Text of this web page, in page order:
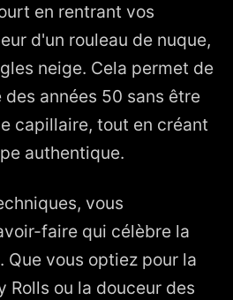
en rentrant vos
d'un rouleau de nuque,
neige. Cela permet de
années 50 sans être
capillaire, tout en créant
authentique.
vous
faire qui célèbre la
vous optiez pour la
Rolls ou la douceur des